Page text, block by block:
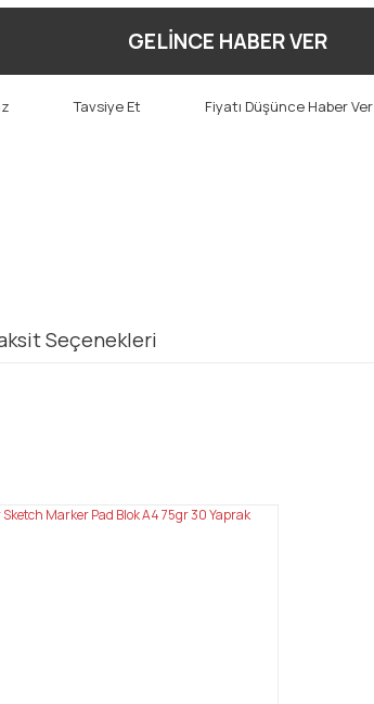
GELİNCE HABER VER
Tavsiye Et Fiyatı Düşünce Haber Ver
Seçenekleri
kullanarak tarafımıza iletebilirsiniz.